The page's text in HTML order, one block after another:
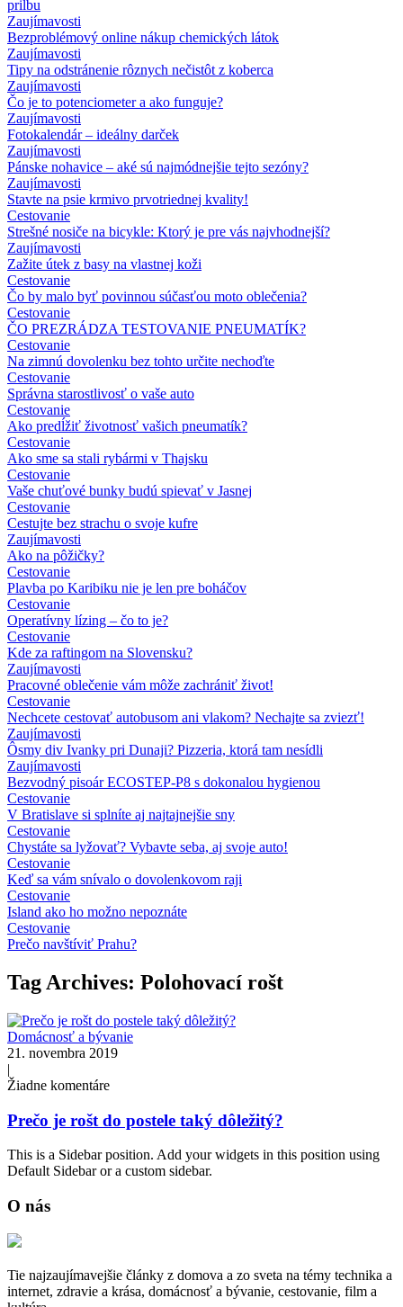
prilbu
Zaujímavosti
Bezproblémový online nákup chemických látok
Zaujímavosti
Tipy na odstránenie rôznych nečistôt z koberca
Zaujímavosti
Čo je to potenciometer a ako funguje?
Zaujímavosti
Fotokalendár – ideálny darček
Zaujímavosti
Pánske nohavice – aké sú najmódnejšie tejto sezóny?
Zaujímavosti
Stavte na psie krmivo prvotriednej kvality!
Cestovanie
Strešné nosiče na bicykle: Ktorý je pre vás najvhodnejší?
Zaujímavosti
Zažite útek z basy na vlastnej koži
Cestovanie
Čo by malo byť povinnou súčasťou moto oblečenia?
Cestovanie
ČO PREZRÁDZA TESTOVANIE PNEUMATÍK?
Cestovanie
Na zimnú dovolenku bez tohto určite nechoďte
Cestovanie
Správna starostlivosť o vaše auto
Cestovanie
Ako predĺžiť životnosť vašich pneumatík?
Cestovanie
Ako sme sa stali rybármi v Thajsku
Cestovanie
Vaše chuťové bunky budú spievať v Jasnej
Cestovanie
Cestujte bez strachu o svoje kufre
Zaujímavosti
Ako na pôžičky?
Cestovanie
Plavba po Karibiku nie je len pre boháčov
Cestovanie
Operatívny lízing – čo to je?
Cestovanie
Kde za raftingom na Slovensku?
Zaujímavosti
Pracovné oblečenie vám môže zachrániť život!
Cestovanie
Nechcete cestovať autobusom ani vlakom? Nechajte sa zviezť!
Zaujímavosti
Ôsmy div Ivanky pri Dunaji? Pizzeria, ktorá tam nesídli
Zaujímavosti
Bezvodný pisoár ECOSTEP-P8 s dokonalou hygienou
Cestovanie
V Bratislave si splníte aj najtajnejšie sny
Cestovanie
Chystáte sa lyžovať? Vybavte seba, aj svoje auto!
Cestovanie
Keď sa vám snívalo o dovolenkovom raji
Cestovanie
Island ako ho možno nepoznáte
Cestovanie
Prečo navštíviť Prahu?
Tag Archives: Polohovací rošt
Domácnosť a bývanie
21. novembra 2019
|
Žiadne komentáre
Prečo je rošt do postele taký dôležitý?
This is a Sidebar position. Add your widgets in this position using
Default Sidebar or a custom sidebar.
O nás
Tie najzaujímavejšie články z domova a zo sveta na témy technika a
internet, zdravie a krása, domácnosť a bývanie, cestovanie, film a